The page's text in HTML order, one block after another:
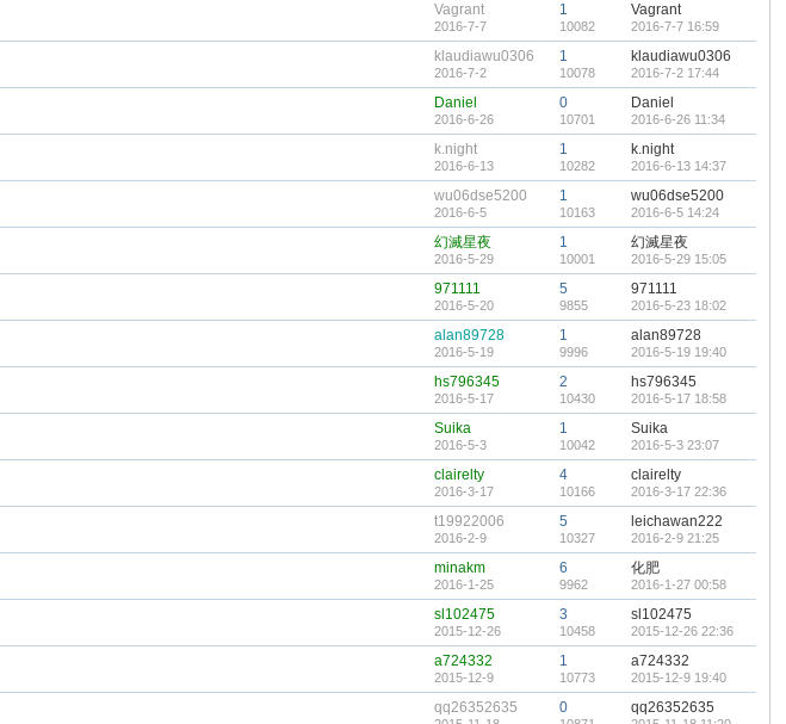
Vagrant
2016-7-7
1
10082
Vagrant
2016-7-7 16:59
klaudiawu0306
2016-7-2
1
10078
klaudiawu0306
2016-7-2 17:44
Daniel
2016-6-26
0
10701
Daniel
2016-6-26 11:34
k.night
2016-6-13
1
10282
k.night
2016-6-13 14:37
wu06dse5200
2016-6-5
1
10163
wu06dse5200
2016-6-5 14:24
幻滅星夜
2016-5-29
1
10001
幻滅星夜
2016-5-29 15:05
971111
2016-5-20
5
9855
971111
2016-5-23 18:02
alan89728
2016-5-19
1
9996
alan89728
2016-5-19 19:40
hs796345
2016-5-17
2
10430
hs796345
2016-5-17 18:58
Suika
2016-5-3
1
10042
Suika
2016-5-3 23:07
clairelty
2016-3-17
4
10166
clairelty
2016-3-17 22:36
t19922006
2016-2-9
5
10327
leichawan222
2016-2-9 21:25
minakm
2016-1-25
6
9962
化肥
2016-1-27 00:58
sl102475
2015-12-26
3
10458
sl102475
2015-12-26 22:36
a724332
2015-12-9
1
10773
a724332
2015-12-9 19:40
qq26352635 0 qq26352635